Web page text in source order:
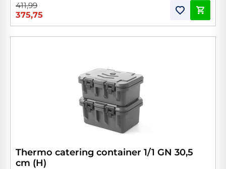
411,99
375,75
Thermo catering container 1/1 GN 30,5
cm (H)